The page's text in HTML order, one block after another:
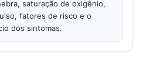
saturação de oxigênio,
fatores de risco e o
dos sintomas.